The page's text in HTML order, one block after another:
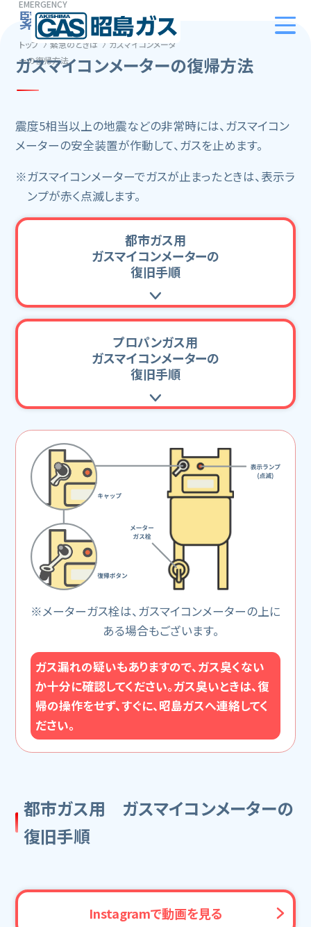
EMERGENCY
緊急のときは
トップ 緊急のときは
ガスマイコンメータ
ーの復帰方法
ガスマイコンメーターの復帰方法
震度5相当以上の地震などの非常時には、ガスマイコン
メーターの安全装置が作動して、ガスを止めます。
※ガスマイコンメーターでガスが止まったときは、表示ラ
ンプが赤く点滅します。
都市ガス用
ガスマイコンメーターの
復旧手順
プロパンガス用
ガスマイコンメーターの
復旧手順
※メーターガス栓は、ガスマイコンメーターの上に
ある場合もございます。
ガス漏れの疑いもありますので、ガス臭くない
か十分に確認してください。ガス臭いときは、復
帰の操作をせず、すぐに、昭島ガスへ連絡してく
ださい。
都市ガス用 ガスマイコンメーターの
復旧手順
Instagramで動画を見る